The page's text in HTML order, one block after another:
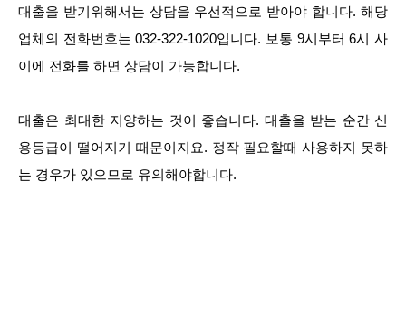
대출을 받기위해서는 상담을 우선적으로 받아야 합니다. 해당
업체의 전화번호는 032-322-1020입니다. 보통 9시부터 6시 사
이에 전화를 하면 상담이 가능합니다.
대출은 최대한 지양하는 것이 좋습니다. 대출을 받는 순간 신
용등급이 떨어지기 때문이지요. 정작 필요할때 사용하지 못하
는 경우가 있으므로 유의해야합니다.